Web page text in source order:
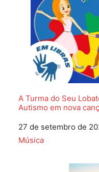
A Turma do Seu
Autismo em nova
Data
27 de setembro de
Em relação a
Música